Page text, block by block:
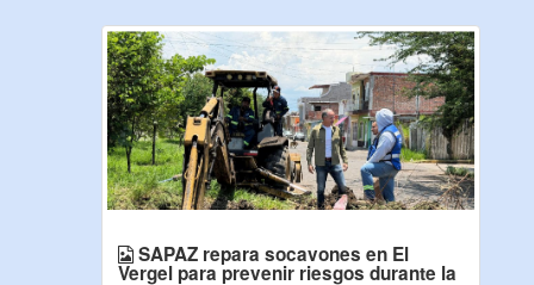
SAPAZ repara socavones en El
Vergel para prevenir riesgos durante la